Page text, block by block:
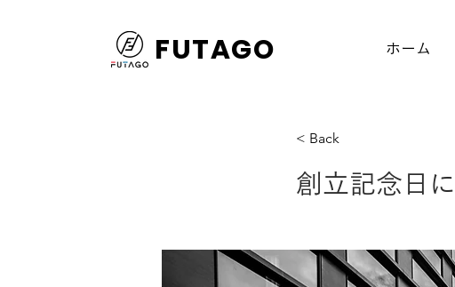
FUTAGO ホーム
< Back
創立記念日